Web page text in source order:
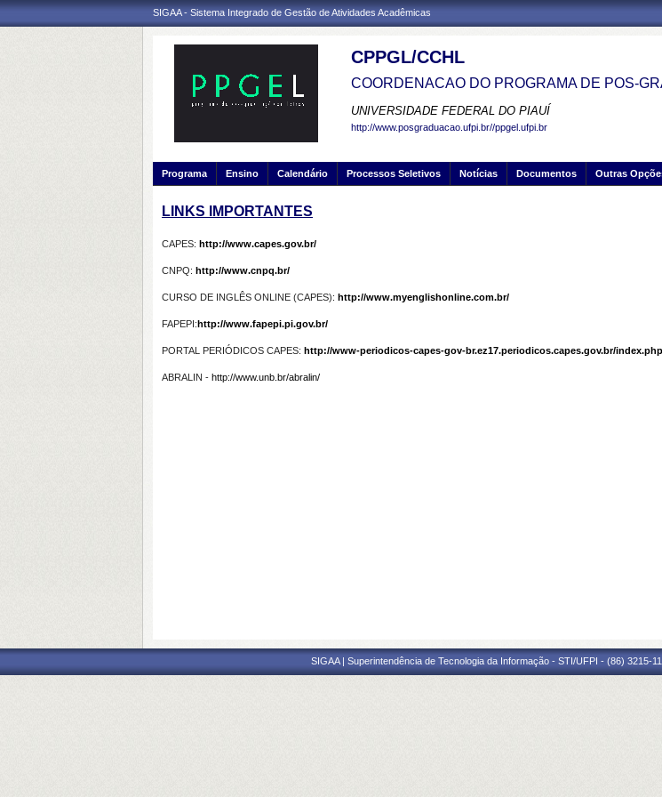
SIGAA - Sistema Integrado de Gestão de Atividades Acadêmicas
CPPGL/CCHL
COORDENACAO DO PROGRAMA DE POS-
UNIVERSIDADE FEDERAL DO PIAUÍ
http://www.posgraduacao.ufpi.br//ppgel.ufpi.br
Programa Ensino Calendário Processos Seletivos Notícias Documentos Outras
LINKS IMPORTANTES
CAPES: http://www.capes.gov.br/
CNPQ: http://www.cnpq.br/
CURSO DE INGLÊS ONLINE (CAPES): http://www.myenglishonline.com.br/
FAPEPI:http://www.fapepi.pi.gov.br/
PORTAL PERIÓDICOS CAPES: http://www-periodicos-capes-gov-br.ez17.periodicos.capes.gov.br/
ABRALIN - http://www.unb.br/abralin/
SIGAA | Superintendência de Tecnologia da Informação - STI/UFPI - (86) 3215-